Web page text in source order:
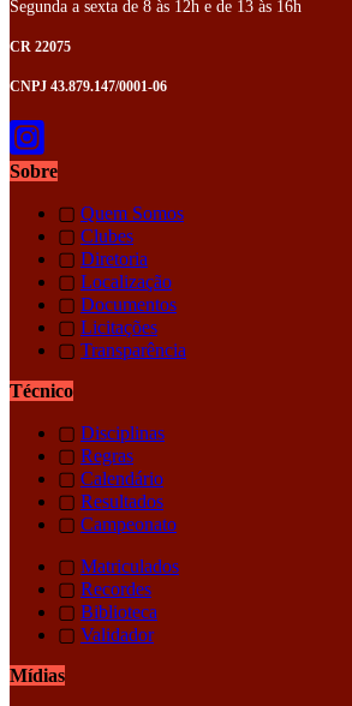
Segunda a sexta de 8 às 12h e de 13 às 16h
CR 22075
CNPJ 43.879.147/0001-06
Sobre
▢ Quem Somos
▢ Clubes
▢ Diretoria
▢ Localização
▢ Documentos
▢ Licitações
▢ Transparência
Técnico
▢ Disciplinas
▢ Regras
▢ Calendário
▢ Resultados
▢ Campeonato
▢ Matriculados
▢ Recordes
▢ Biblioteca
▢ Validador
Mídias